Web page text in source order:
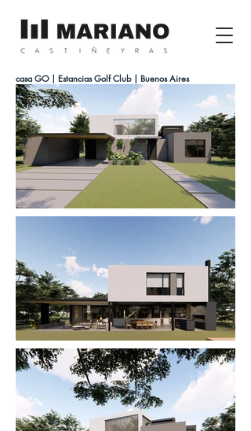
casa GO | Estancias Golf Club | Buenos Aires